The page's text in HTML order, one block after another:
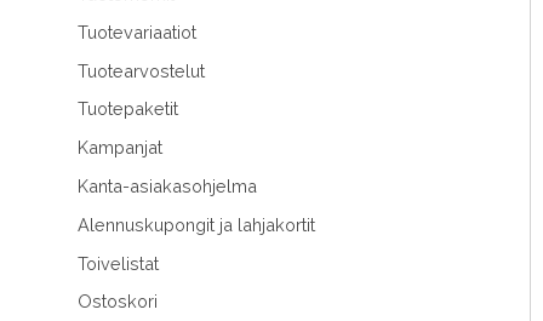
Tuotevariaatiot
Tuotearvostelut
Tuotepaketit
Kampanjat
Kanta-asiakasohjelma
Alennuskupongit ja lahjakortit
Toivelistat
Ostoskori